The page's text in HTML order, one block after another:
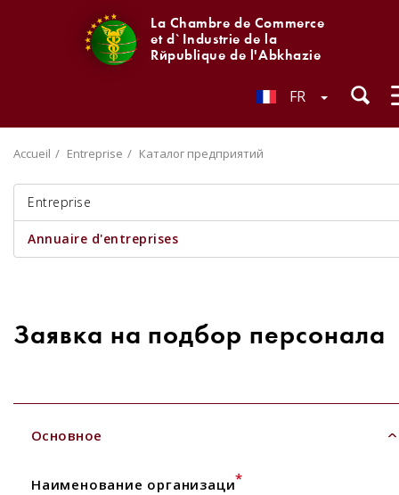
La Chambre de Commerce
et d`Industrie de la
République de l'Abkhazie
FR
Accueil Entreprise Каталог предприятий
Entreprise
Annuaire d'entreprises
Заявка на подбор персонала
Основное
Наименование организаци*